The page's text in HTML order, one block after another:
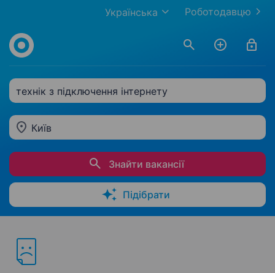
Роботодавцю
Українська
технік з підключення інтернету
Київ
Знайти вакансії
Підібрати